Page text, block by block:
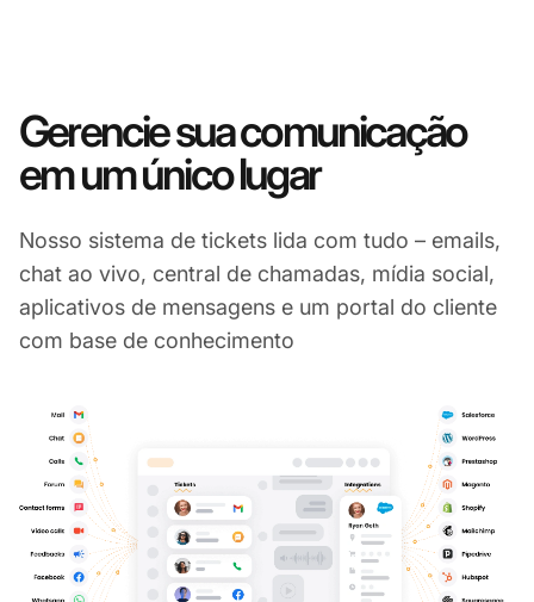
Gerencie sua comunicação
em um único lugar
Nosso sistema de tickets lida com tudo – emails,
chat ao vivo, central de chamadas, mídia social,
aplicativos de mensagens e um portal do cliente
com base de conhecimento